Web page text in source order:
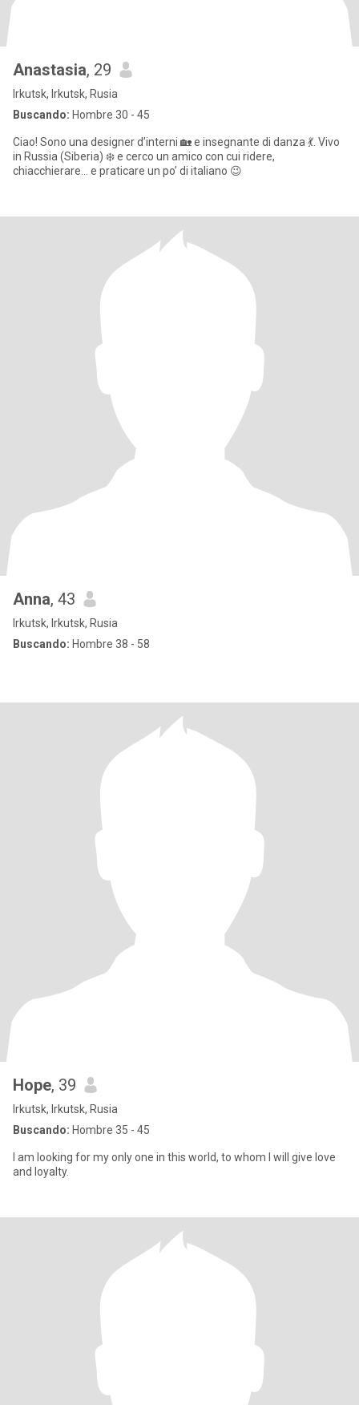
Anastasia, 29
Irkutsk, Irkutsk, Rusia
Buscando: Hombre 30 - 45
Ciao! Sono una designer d’interni 🏡 e insegnante di danza 💃. Vivo
in Russia (Siberia) ❄️ e cerco un amico con cui ridere,
chiacchierare… e praticare un po’ di italiano 😉
Anna, 43
Irkutsk, Irkutsk, Rusia
Buscando: Hombre 38 - 58
Hope, 39
Irkutsk, Irkutsk, Rusia
Buscando: Hombre 35 - 45
I am looking for my only one in this world, to whom I will give love
and loyalty.